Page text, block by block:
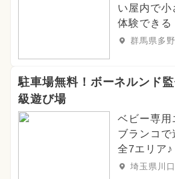
い屋内で小
体験できる
群馬県多
駐車場無料！ボーネルンド
級遊び場
ベビー専用
ブランコで
全7エリア♪
埼玉県川